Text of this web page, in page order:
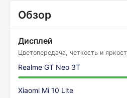
Обзор
Дисплей
Цветопередача, четкость и
Realme GT Neo 3T
Xiaomi Mi 10 Lite